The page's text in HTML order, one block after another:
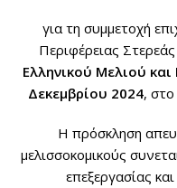
για τη συμμετοχή
Περιφέρειας
Ελληνικού Μελιού
Δεκεμβρίου 2024,
Η πρόσκληση
μελισσοκομικούς
επεξεργασίας